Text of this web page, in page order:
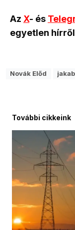
Az X- és
egyetlen
Novák Előd
További cikkeink